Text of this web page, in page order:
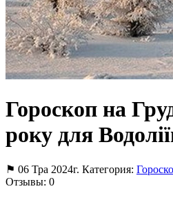
Гороскоп на
року для
⚑ 06 Тра 2024г. Категория:
Отзывы: 0